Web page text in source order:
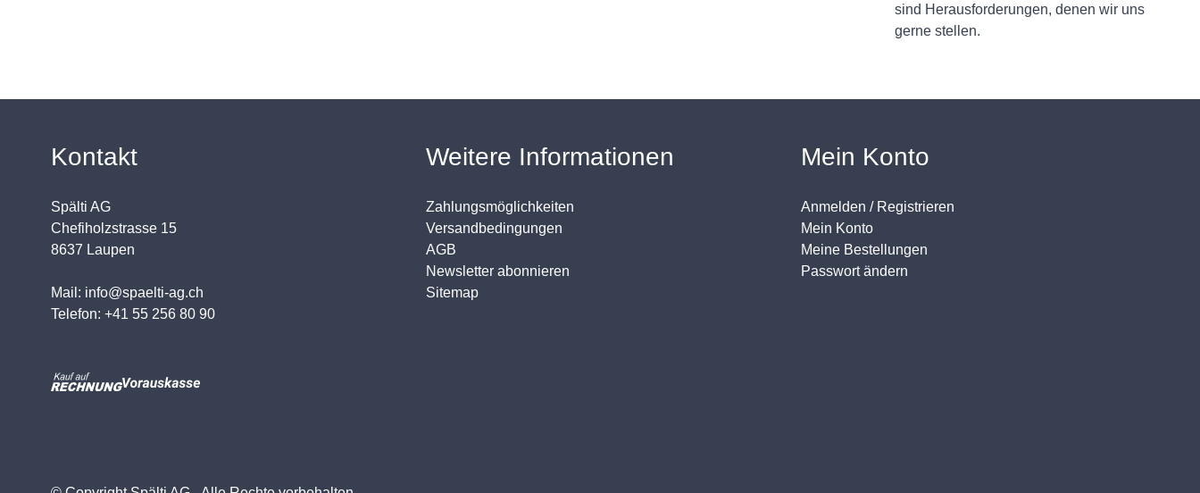
sind Herausforderungen, denen wir uns
gerne stellen.
Kontakt
Spälti AG
Chefiholzstrasse 15
8637 Laupen
Mail: info@spaelti-ag.ch
Telefon: +41 55 256 80 90
Weitere Informationen
Zahlungsmöglichkeiten
Versandbedingungen
AGB
Newsletter abonnieren
Sitemap
Mein Konto
Anmelden / Registrieren
Mein Konto
Meine Bestellungen
Passwort ändern